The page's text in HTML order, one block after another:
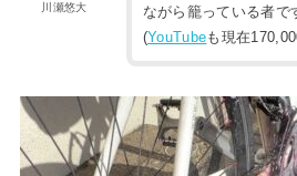
川瀬悠大
ながら籠っている者で
(YouTubeも現在